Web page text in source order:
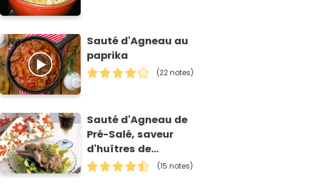
Sauté d'Agneau au
paprika
(22 notes)
Sauté d'Agneau de
Pré-Salé, saveur
d'huîtres de
Normandie
(15 notes)